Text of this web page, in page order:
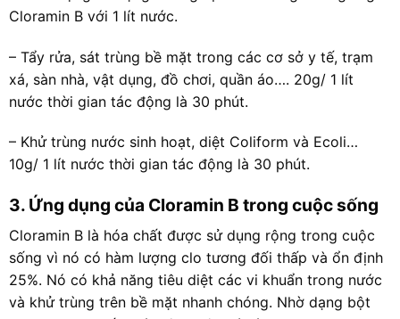
Cloramin B với 1 lít nước.
– Tẩy rửa, sát trùng bề mặt trong các cơ sở y tế, trạm
xá, sàn nhà, vật dụng, đồ chơi, quần áo…. 20g/ 1 lít
nước thời gian tác động là 30 phút.
– Khử trùng nước sinh hoạt, diệt Coliform và Ecoli…
10g/ 1 lít nước thời gian tác động là 30 phút.
3. Ứng dụng của Cloramin B trong cuộc sống
Cloramin B là hóa chất được sử dụng rộng trong cuộc
sống vì nó có hàm lượng clo tương đối thấp và ổn định
25%. Nó có khả năng tiêu diệt các vi khuẩn trong nước
và khử trùng trên bề mặt nhanh chóng. Nhờ dạng bột